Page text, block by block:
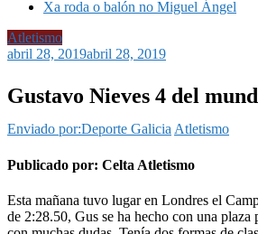
Xa roda o balón no Miguel Ángel
Atletismo
abril 28, 2019abril 28, 2019
Gustavo Nieves 4 del
Enviado por:Deporte Galicia Atletismo
Publicado por: Celta Atletismo
Esta mañana tuvo lugar en Londres el
de 2:28.50, Gus se ha hecho con una